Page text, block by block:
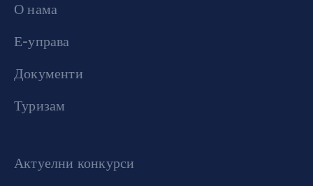
О нама
Е-управа
Документи
Туризам
Актуелни конкурси